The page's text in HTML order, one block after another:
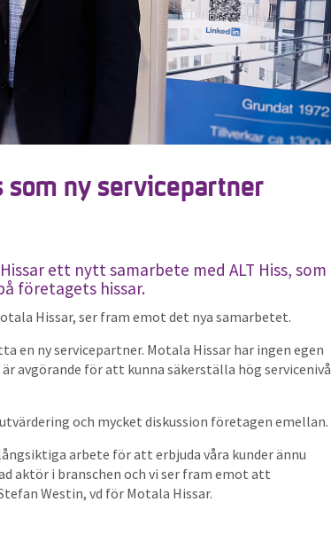
som ny servicepartner
ett nytt samarbete med ALT Hiss, som
företagets hissar.
Hissar, ser fram emot det nya samarbetet.
en ny servicepartner. Motala Hissar har ingen egen
avgörande för att kunna säkerställa hög servicenivå
och mycket diskussion företagen emellan.
arbete för att erbjuda våra kunder ännu
aktör i branschen och vi ser fram emot att
Westin, vd för Motala Hissar.